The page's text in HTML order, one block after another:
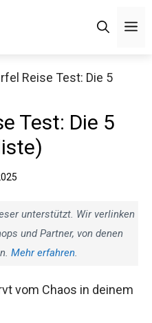
Reise Test: Die 5
Test: Die 5
unterstützt. Wir verlinken
und Partner, von denen
Mehr erfahren.
vom Chaos in deinem